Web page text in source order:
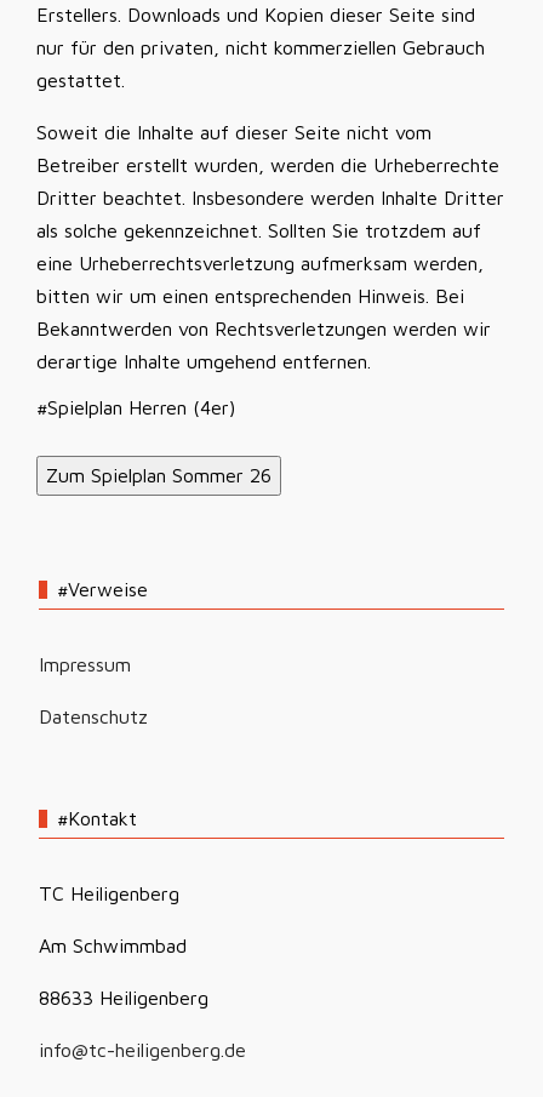
Erstellers. Downloads und Kopien dieser Seite sind
nur für den privaten, nicht kommerziellen Gebrauch
gestattet.
Soweit die Inhalte auf dieser Seite nicht vom
Betreiber erstellt wurden, werden die Urheberrechte
Dritter beachtet. Insbesondere werden Inhalte Dritter
als solche gekennzeichnet. Sollten Sie trotzdem auf
eine Urheberrechtsverletzung aufmerksam werden,
bitten wir um einen entsprechenden Hinweis. Bei
Bekanntwerden von Rechtsverletzungen werden wir
derartige Inhalte umgehend entfernen.
#Spielplan Herren (4er)
#Verweise
Impressum
Datenschutz
#Kontakt
TC Heiligenberg
Am Schwimmbad
88633 Heiligenberg
info@tc-heiligenberg.de